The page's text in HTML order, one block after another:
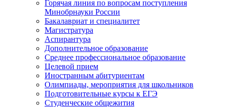
Горячая линия по вопросам поступления
Минобрнауки России
Бакалавриат и специалитет
Магистратура
Аспирантура
Дополнительное образование
Среднее профессиональное образование
Целевой прием
Иностранным абитуриентам
Олимпиады, мероприятия для школьников
Подготовительные курсы к ЕГЭ
Студенческие общежития